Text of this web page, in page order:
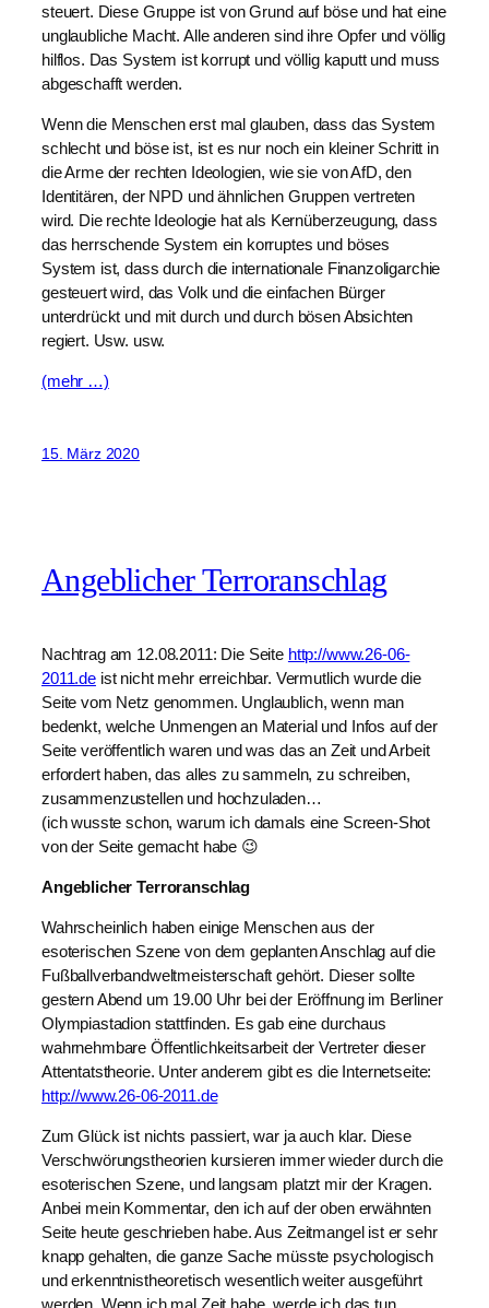
steuert. Diese Gruppe ist von Grund auf böse und hat eine
unglaubliche Macht. Alle anderen sind ihre Opfer und völlig
hilflos. Das System ist korrupt und völlig kaputt und muss
abgeschafft werden.
Wenn die Menschen erst mal glauben, dass das System
schlecht und böse ist, ist es nur noch ein kleiner Schritt in
die Arme der rechten Ideologien, wie sie von AfD, den
Identitären, der NPD und ähnlichen Gruppen vertreten
wird. Die rechte Ideologie hat als Kernüberzeugung, dass
das herrschende System ein korruptes und böses
System ist, dass durch die internationale Finanzoligarchie
gesteuert wird, das Volk und die einfachen Bürger
unterdrückt und mit durch und durch bösen Absichten
regiert. Usw. usw.
(mehr …)
15. März 2020
Angeblicher Terroranschlag
Nachtrag am 12.08.2011: Die Seite http://www.26-06-
2011.deist nicht mehr erreichbar. Vermutlich wurde die
Seite vom Netz genommen. Unglaublich, wenn man
bedenkt, welche Unmengen an Material und Infos auf der
Seite veröffentlich waren und was das an Zeit und Arbeit
erfordert haben, das alles zu sammeln, zu schreiben,
zusammenzustellen und hochzuladen…
(ich wusste schon, warum ich damals eine Screen-Shot
von der Seite gemacht habe 😉
Angeblicher Terroranschlag
Wahrscheinlich haben einige Menschen aus der
esoterischen Szene von dem geplanten Anschlag auf die
Fußballverbandweltmeisterschaft gehört. Dieser sollte
gestern Abend um 19.00 Uhr bei der Eröffnung im Berliner
Olympiastadion stattfinden. Es gab eine durchaus
wahrnehmbare Öffentlichkeitsarbeit der Vertreter dieser
Attentatstheorie. Unter anderem gibt es die Internetseite:
http://www.26-06-2011.de
Zum Glück ist nichts passiert, war ja auch klar. Diese
Verschwörungstheorien kursieren immer wieder durch die
esoterischen Szene, und langsam platzt mir der Kragen.
Anbei mein Kommentar, den ich auf der oben erwähnten
Seite heute geschrieben habe. Aus Zeitmangel ist er sehr
knapp gehalten, die ganze Sache müsste psychologisch
und erkenntnistheoretisch wesentlich weiter ausgeführt